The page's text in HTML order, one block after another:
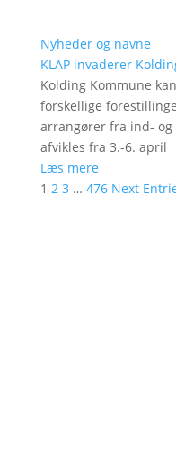
Nyheder og navne
KLAP invaderer
Kolding Kommune
forskellige
arrangører fra ind- og
afvikles fra 3.-6. april
Læs mere
1 2 3 … 476 Next